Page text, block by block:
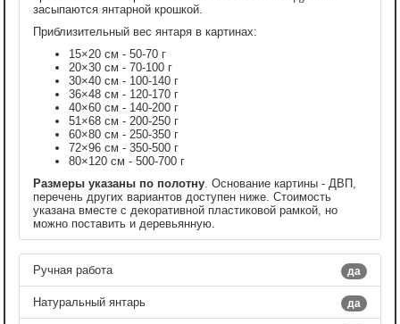
засыпаются янтарной крошкой.
Приблизительный вес янтаря в картинах:
15×20 см - 50-70 г
20×30 см - 70-100 г
30×40 см - 100-140 г
36×48 см - 120-170 г
40×60 см - 140-200 г
51×68 см - 200-250 г
60×80 см - 250-350 г
72×96 см - 350-500 г
80×120 см - 500-700 г
Размеры указаны по полотну . Основание картины - ДВП,
перечень других вариантов доступен ниже. Стоимость
указана вместе с декоративной пластиковой рамкой, но
можно поставить и деревьянную.
да
Ручная работа
да
Натуральный янтарь